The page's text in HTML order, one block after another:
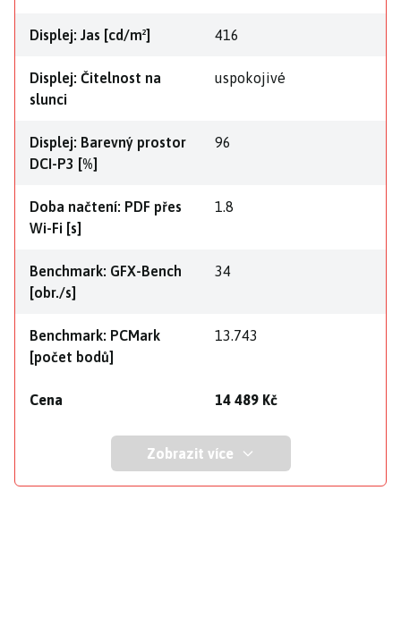
Displej: Jas [cd/m²] 416
Displej: Čitelnost na
slunci
uspokojivé
Displej: Barevný prostor
DCI-P3 [%]
96
Doba načtení: PDF přes
Wi-Fi [s]
1.8
Benchmark: GFX-Bench
[obr./s]
34
Benchmark: PCMark
[počet bodů]
13.743
Cena 14 489 Kč
Zobrazit více